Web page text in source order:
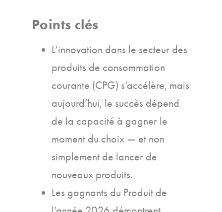
Points clés
L’innovation dans le secteur des
produits de consommation
courante (CPG) s’accélère, mais
aujourd’hui, le succès dépend
de la capacité à gagner le
moment du choix — et non
simplement de lancer de
nouveaux produits.
Les gagnants du Produit de